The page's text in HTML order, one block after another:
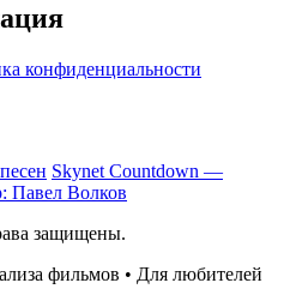
конфиденциальности
Skynet Countdown —
Павел Волков
защищены.
фильмов • Для любителей